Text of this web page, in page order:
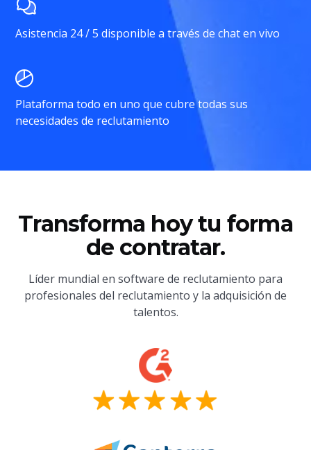
Asistencia 24 / 5 disponible a través de chat en vivo
Plataforma todo en uno que cubre todas sus
necesidades de reclutamiento
Transforma hoy tu forma
de contratar.
Líder mundial en software de reclutamiento para
profesionales del reclutamiento y la adquisición de
talentos.